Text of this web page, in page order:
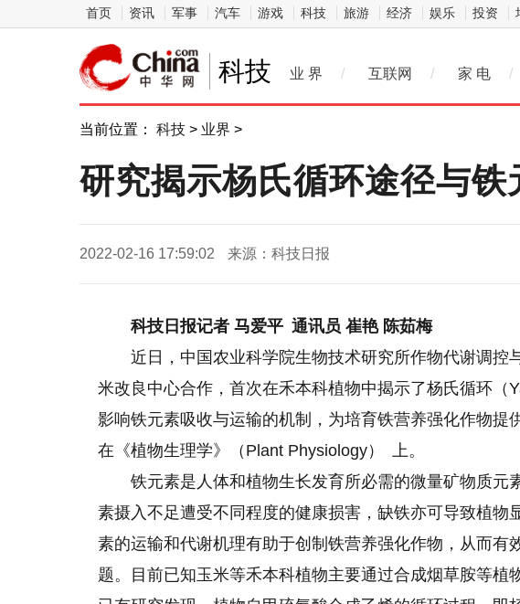
首页 资讯 军事 汽车 游戏 科技 旅游 经济 娱乐 投资
科技 业 界 / 互联网 / 家 电 /
当前位置： 科技 > 业界 >
研究揭示杨氏循环途径与铁
2022-02-16 17:59:02 来源：科技日报
科技日报记者 马爱平 通讯员 崔艳 陈茹梅
近日，中国农业科学院生物技术研究所作物代谢调控
米改良中心合作，首次在禾本科植物中揭示了杨氏循环（
影响铁元素吸收与运输的机制，为培育铁营养强化作物提
在《植物生理学》（Plant Physiology） 上。
铁元素是人体和植物生长发育所必需的微量矿物质元
素摄入不足遭受不同程度的健康损害，缺铁亦可导致植物
素的运输和代谢机理有助于创制铁营养强化作物，从而有
题。目前已知玉米等禾本科植物主要通过合成烟草胺等植